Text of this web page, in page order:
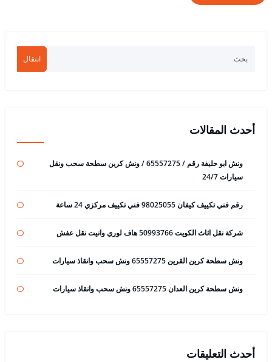
انتقال
أحدث المقالات
ونش ابو حليفة رقم / 65557275 / ونش كرين سطحة سحب ونقل
سيارات 24/7
رقم فني تكييف كيفان 98025055 فني تكييف مركزي 24 ساعة
شركة نقل اثاث الكويت 50993766 هاف لوري وانيت نقل عفش
ونش سطحة كرين القرين 65557275 ونش سحب وانقاذ سيارات
ونش سطحة كرين العدان 65557275 ونش سحب وانقاذ سيارات
أحدث التعليقات